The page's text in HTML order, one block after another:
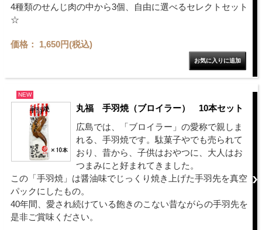
4種類のせんじ肉の中から3個、自由に選べるセレクトセット
☆
価格： 1,650円(税込)
NEW
丸福 手羽焼（ブロイラー） 10本セット
広島では、「ブロイラー」の愛称で親しま
れる、手羽焼です。駄菓子やでも売られて
おり、昔から、子供はおやつに、大人はお
つまみにと好まれてきました。
この「手羽焼」は醤油味でじっくり焼き上げた手羽先を真空
パックにしたもの。
40年間、愛され続けている飽きのこない昔ながらの手羽先を
是非ご賞味ください。